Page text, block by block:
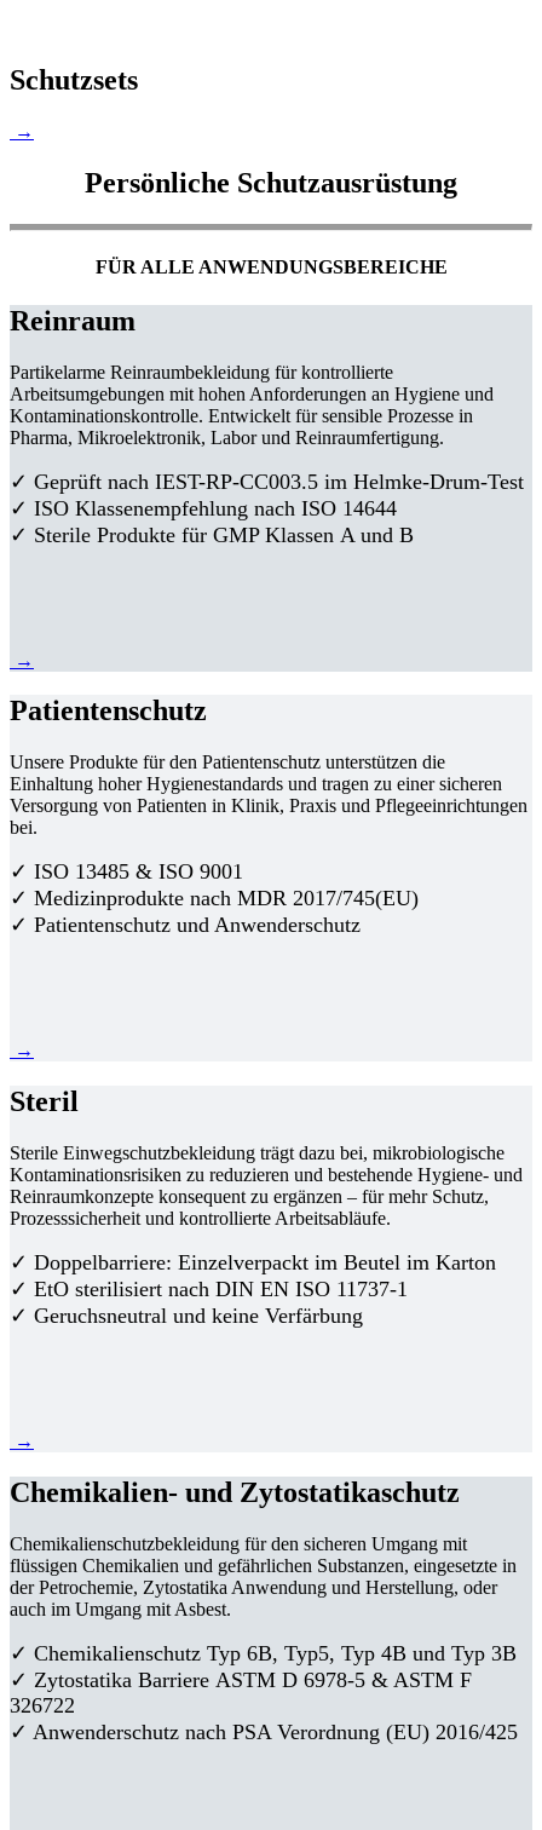
Schutzsets
→
Persönliche Schutzausrüstung
FÜR ALLE ANWENDUNGSBEREICHE
Reinraum
Partikelarme Reinraumbekleidung für kontrollierte
Arbeitsumgebungen mit hohen Anforderungen an Hygiene und
Kontaminationskontrolle. Entwickelt für sensible Prozesse in
Pharma, Mikroelektronik, Labor und Reinraumfertigung.
✓ Geprüft nach IEST-RP-CC003.5 im Helmke-Drum-Test
✓ ISO Klassenempfehlung nach ISO 14644
✓ Sterile Produkte für GMP Klassen A und B
→
Patientenschutz
Unsere Produkte für den Patientenschutz unterstützen die
Einhaltung hoher Hygienestandards und tragen zu einer sicheren
Versorgung von Patienten in Klinik, Praxis und Pflegeeinrichtungen
bei.
✓ ISO 13485 & ISO 9001
✓ Medizinprodukte nach MDR 2017/745(EU)
✓ Patientenschutz und Anwenderschutz
→
Steril
Sterile Einwegschutzbekleidung trägt dazu bei, mikrobiologische
Kontaminationsrisiken zu reduzieren und bestehende Hygiene- und
Reinraumkonzepte konsequent zu ergänzen – für mehr Schutz,
Prozesssicherheit und kontrollierte Arbeitsabläufe.
✓ Doppelbarriere: Einzelverpackt im Beutel im Karton
✓ EtO sterilisiert nach DIN EN ISO 11737-1
✓ Geruchsneutral und keine Verfärbung
→
Chemikalien- und Zytostatikaschutz
Chemikalienschutzbekleidung für den sicheren Umgang mit
flüssigen Chemikalien und gefährlichen Substanzen, eingesetzte in
der Petrochemie, Zytostatika Anwendung und Herstellung, oder
auch im Umgang mit Asbest.
✓ Chemikalienschutz Typ 6B, Typ5, Typ 4B und Typ 3B
✓ Zytostatika Barriere ASTM D 6978-5 & ASTM F
326722
✓ Anwenderschutz nach PSA Verordnung (EU) 2016/425